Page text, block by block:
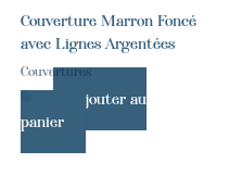
Couverture Marron Foncé
avec Lignes Argentées
Couvertures
Ajouter au
panier